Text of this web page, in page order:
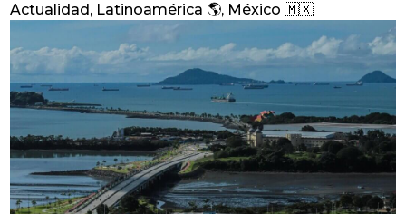
Actualidad, Latinoamérica 🌎, México 🇲🇽